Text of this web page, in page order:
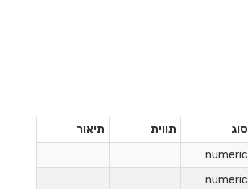
סוג תווית
תיאור
numeric
numeric